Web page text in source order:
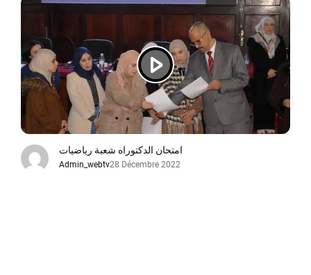
امتحان الدكتوراه شعبة رياضيات
Admin_webtv28 Décembre 2022